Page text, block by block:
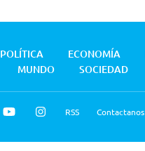
POLÍTICA ECONOMÍA
MUNDO SOCIEDAD
RSS Contactanos